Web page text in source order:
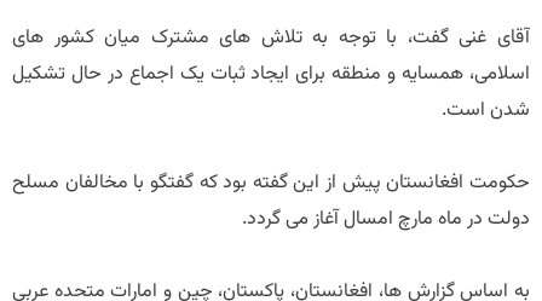
آقای غنی گفت، با توجه به تلاش های مشترک میان کشور های
اسلامی، همسایه و منطقه برای ایجاد ثبات یک اجماع در حال تشکیل
شدن است.
حکومت افغانستان پیش از این گفته بود که گفتگو با مخالفان مسلح
دولت در ماه مارچ امسال آغاز می گردد.
به اساس گزارش ها، افغانستان، پاکستان، چین و امارات متحده عربی